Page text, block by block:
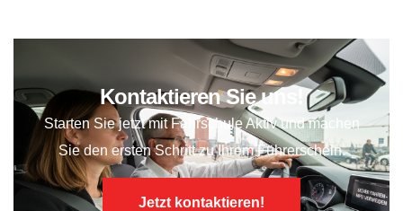
Kontaktieren Sie uns!
Starten Sie jetzt mitFahrschule Aktivund machen
Sie den ersten Schritt zu Ihrem Führerschein.
Jetzt kontaktieren!